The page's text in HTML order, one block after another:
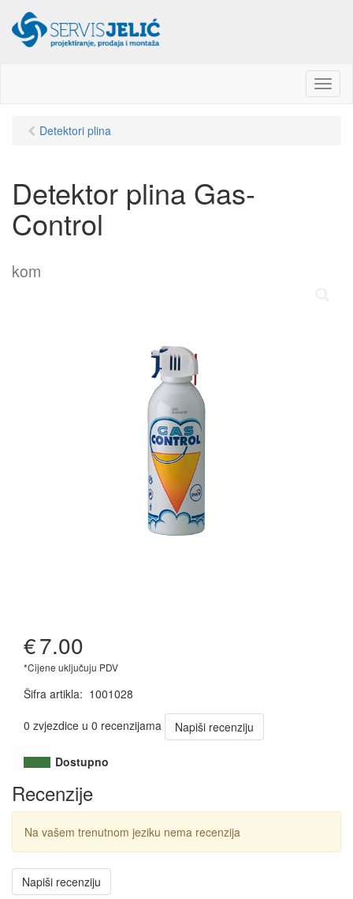
M
e
Detektori plina
Detektor plina Gas-
Control
kom
€7.00
*Cijene uključuju PDV
Šifra artikla: 1001028
0 zvjezdice u 0 recenzijama
Napiši recenziju
Dostupno
Recenzije
Na vašem trenutnom jeziku nema recenzija
Napiši recenziju